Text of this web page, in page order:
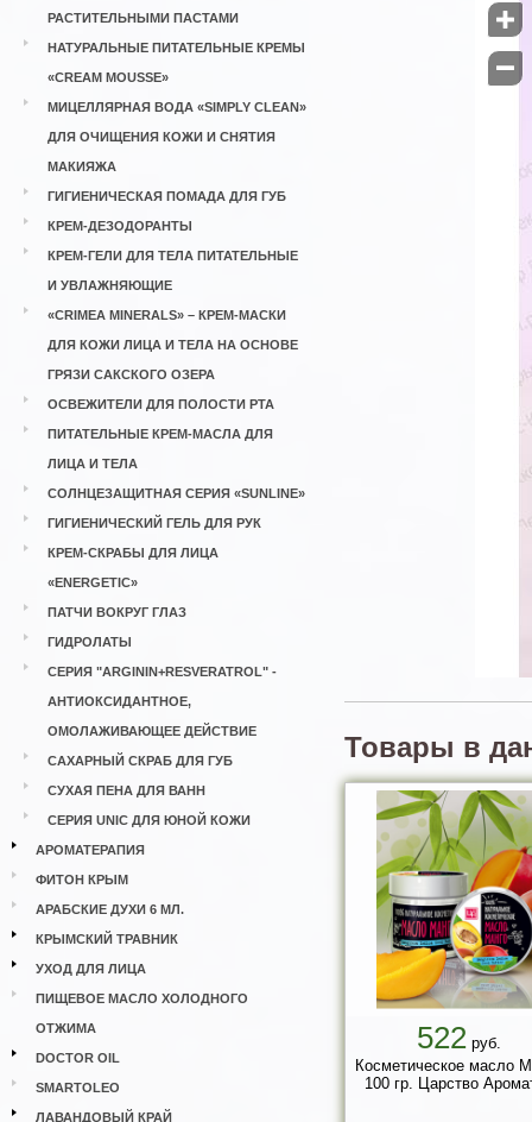
РАСТИТЕЛЬНЫМИ ПАСТАМИ
НАТУРАЛЬНЫЕ ПИТАТЕЛЬНЫЕ КРЕМЫ
«CREAM MOUSSE»
МИЦЕЛЛЯРНАЯ ВОДА «SIMPLY CLEAN»
ДЛЯ ОЧИЩЕНИЯ КОЖИ И СНЯТИЯ
МАКИЯЖА
ГИГИЕНИЧЕСКАЯ ПОМАДА ДЛЯ ГУБ
КРЕМ-ДЕЗОДОРАНТЫ
КРЕМ-ГЕЛИ ДЛЯ ТЕЛА ПИТАТЕЛЬНЫЕ
И УВЛАЖНЯЮЩИЕ
«CRIMEA MINERALS» – КРЕМ-МАСКИ
ДЛЯ КОЖИ ЛИЦА И ТЕЛА НА ОСНОВЕ
ГРЯЗИ САКСКОГО ОЗЕРА
ОСВЕЖИТЕЛИ ДЛЯ ПОЛОСТИ РТА
ПИТАТЕЛЬНЫЕ КРЕМ-МАСЛА ДЛЯ
ЛИЦА И ТЕЛА
СОЛНЦЕЗАЩИТНАЯ СЕРИЯ «SUNLINE»
ГИГИЕНИЧЕСКИЙ ГЕЛЬ ДЛЯ РУК
КРЕМ-СКРАБЫ ДЛЯ ЛИЦА
«ENERGETIC»
ПАТЧИ ВОКРУГ ГЛАЗ
ГИДРОЛАТЫ
СЕРИЯ "ARGININ+RESVERATROL" -
АНТИОКСИДАНТНОЕ,
ОМОЛАЖИВАЮЩЕЕ ДЕЙСТВИЕ
САХАРНЫЙ СКРАБ ДЛЯ ГУБ
СУХАЯ ПЕНА ДЛЯ ВАНН
СЕРИЯ UNIC ДЛЯ ЮНОЙ КОЖИ
АРОМАТЕРАПИЯ
ФИТОН КРЫМ
АРАБСКИЕ ДУХИ 6 МЛ.
КРЫМСКИЙ ТРАВНИК
УХОД ДЛЯ ЛИЦА
ПИЩЕВОЕ МАСЛО ХОЛОДНОГО
ОТЖИМА
DOCTOR OIL
SMARTOLEO
ЛАВАНДОВЫЙ КРАЙ


Товары в
522руб.
Косметическое масло
100 гр. Царство